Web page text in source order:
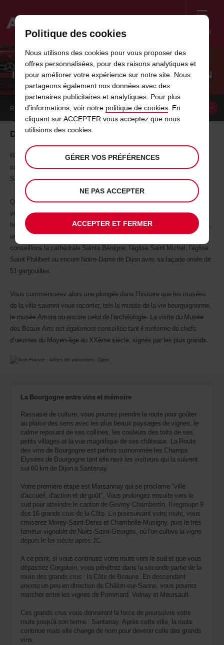
Menu
Avis
IDÉES DE VACANCES EN FRANCE - DIJON
RÉSERVER UNVÉHICULE
Découvrez la ville de Dijon
Héritière d'un patrimoine architectural exceptionnel, la ville de Dijon
compte 97 ha de monuments classés et remarquablement conservés.
Sans compter la beauté des environs...
Que de choix s’offrent à vous avec Dijon ! Commencez donc votre
visite par le vieux quartier avec ses maisons à colombages et ses
hôtels particuliers du XVème. Allez ensuite admirer le Palais des Ducs,
un incontournable des lieux. Parmi les plus jolies églises, nous vous
conseillons la cathédrale Sainte Bénigne, l'église Saint Michel, l'église
Saint Philibert ou encore Notre-Dame de Dijon avec sa façade ornée de
51 gargouilles.
Vous commencerez alors une plongée dans l’histoire que les musées
de la ville sauront vous raconter, tels le musée de la vie bourguignonne,
le musée Amora ou encore celui de l'archéologie. La visite du Musée
des Beaux Arts est également conseillée tant il renferme de chefs
d’œuvres du Moyen-âge au XXème siècle, signés par les plus grands.
La Bourgogne entre vins et mémoire
Rassasié de culture, vous pourrez prendre la route pour goûter
au plaisir des sens avec les plus beaux paysages de vignes, le
calme reposant de ses collines, les couleurs des toits de ses
petits villages et la vue magnifique de ses châteaux. La Route
des vins de Bourgogne est parfois surnommée les Champs
Elysées de Bourgogne tant elle ravit les visiteurs qui la suivent
sur 60 km de Dijon à Santenay.
Votre première étape est Marsannay qui se proclame "ville
d'accueil, d'action et de goût". Vous prolongez ensuite vers le
sud pour atteindre le canton de Gevrey-Chambertin. Il regroupe 9
des 16 grands crus de la Côte. En poursuivant votre route, vous
croiserez Morey-Saint-Denis et Chambolle-Musigny, puis le très
fameux vignoble de Nuits-Saint-Georges, où l'on cultive la vigne
depuis le Ier siècle après JC.
A ce point, si vous continuez votre route vers le sud et que vous
dépassez Corgoloin, vous pénétrez dans la seconde partie de la
route des grands crus : la Côte de Beaune. En descendant
encore un peu en direction de Châlon-sur-Saone, vous pourrez
marcher entre les vignes de Pommard, Volnay et Meursault.
Ces grands crus vous donneront la force de poursuivre votre
route jusqu'à son terme : Santenay. Après cette ville, la route
continue mais elle change de nom pour devenir celle des grands
vins.
Politique des cookies
Nous utilisons des cookies pour vous proposer des
offres personnalisées, pour des raisons analytiques et
pour améliorer votre expérience sur notre site. Nous
partageons également nos données avec des
partenaires publicitaires et analytiques. Pour plus
d’informations, voir notre politique de cookies. En
cliquant sur ACCEPTER vous acceptez que nous
utilisions des cookies.
GÉRER VOS PRÉFÉRENCES
NE PAS ACCEPTER
ACCEPTER ET FERMER